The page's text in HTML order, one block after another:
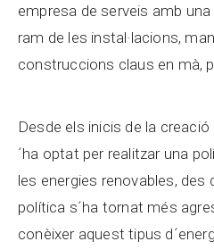
empresa de serveis amb
ram de les instal·lacions,
construccions claus en mà,
Desde els inicis de la
´ha optat per realitzar una
les energies renovables, des
política s´ha tornat més
conèixer aquest tipus